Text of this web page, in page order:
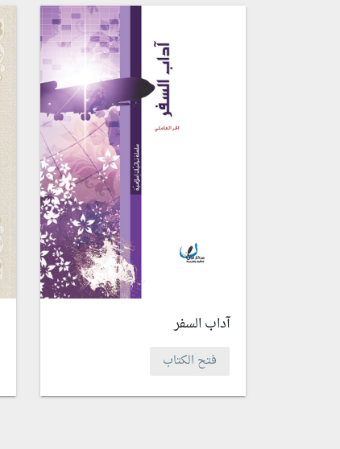
آداب السفر
فتح الكتاب